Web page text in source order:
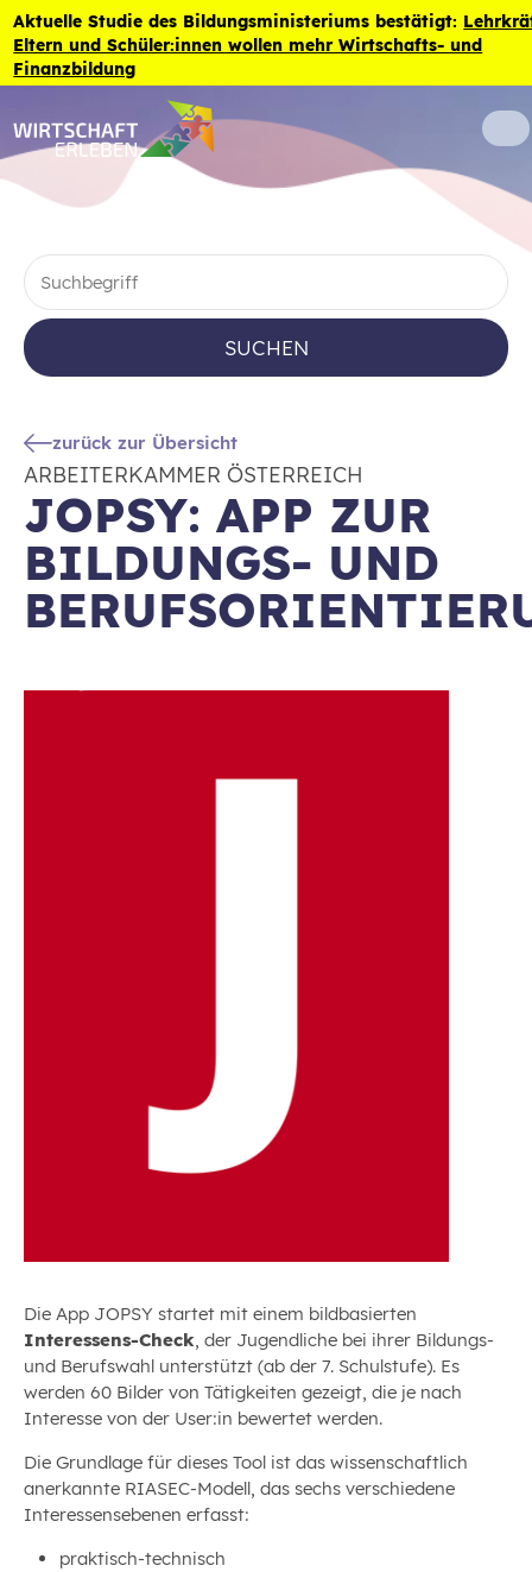
Zum Inhalt der Seite springen
Aktuelle Studie des Bildungsministeriums bestätigt:
Eltern und Schüler:innen wollen mehr Wirtschafts- und
Finanzbildung
SUCHEN
zurück zur Übersicht
ARBEITERKAMMER ÖSTERREICH
JOPSY: APP ZUR
BILDUNGS- UND
Die App JOPSY startet mit einem bildbasierten
Interessens-Check, der Jugendliche bei ihrer Bildungs-
und Berufswahl unterstützt (ab der 7. Schulstufe). Es
werden 60 Bilder von Tätigkeiten gezeigt, die je nach
Interesse von der User:in bewertet werden.
Die Grundlage für dieses Tool ist das wissenschaftlich
anerkannte RIASEC-Modell, das sechs verschiedene
Interessensebenen erfasst:
praktisch-technisch